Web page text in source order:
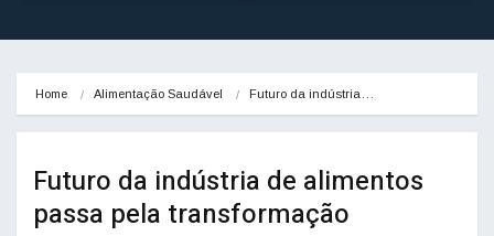
Home Alimentação Saudável Futuro da indústria…
Futuro da indústria de alimentos
passa pela transformação